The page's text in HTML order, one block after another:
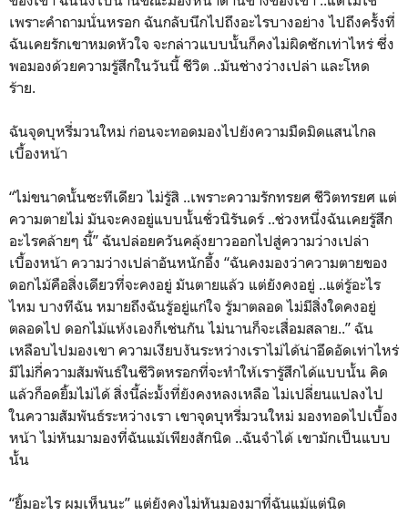
เพราะคำถามนั่นหรอก ฉันกลับนึกไปถึงอะไรบางอย่าง ไปถึงครั้งที่
ฉันเคยรักเขาหมดหัวใจ จะกล่าวแบบนั้นก็คงไม่ผิดซักเท่าไหร่ ซึ่ง
พอมองด้วยความรู้สึกในวันนี้ ชีวิต ..มันช่างว่างเปล่า และโหด
ร้าย.
ฉันจุดบุหรี่มวนใหม่ ก่อนจะทอดมองไปยังความมืดมิดแสนไกล
เบื้องหน้า
“ไม่ขนาดนั้นซะทีเดียว ไม่รู้สิ ..เพราะความรักทรยศ ชีวิตทรยศ แต่
ความตายไม่ มันจะคงอยู่แบบนั้นชั่วนิรันดร์ ..ช่วงหนึ่งฉันเคยรู้สึก
อะไรคล้ายๆ นี้” ฉันปล่อยควันคลุ้งยาวออกไปสู่ความว่างเปล่า
เบื้องหน้า ความว่างเปล่าอันหนักอึ้ง “ฉันคงมองว่าความตายของ
ดอกไม้คือสิ่งเดียวที่จะคงอยู่ มันตายแล้ว แต่ยังคงอยู่ ..แต่รู้อะไร
ไหม บางทีฉัน หมายถึงฉันรู้อยู่แก่ใจ รู้มาตลอด ไม่มีสิ่งใดคงอยู่
ตลอดไป ดอกไม้แห้งเองก็เช่นกัน ไม่นานก็จะเสื่อมสลาย..” ฉัน
เหลือบไปมองเขา ความเงียบงันระหว่างเราไม่ได้น่าอึดอัดเท่าไหร่
มีไม่กี่ความสัมพันธ์ในชีวิตหรอกที่จะทำให้เรารู้สึกได้แบบนั้น คิด
แล้วก็อดยิ้มไม่ได้ สิ่งนี้ล่ะมั้งที่ยังคงหลงเหลือ ไม่เปลี่ยนแปลงไป
ในความสัมพันธ์ระหว่างเรา เขาจุดบุหรี่มวนใหม่ มองทอดไปเบื้อง
หน้า ไม่หันมามองที่ฉันแม้เพียงสักนิด ..ฉันจำได้ เขามักเป็นแบบ
นั้น
“ยิ้มอะไร ผมเห็นนะ” แต่ยังคงไม่หันมองมาที่ฉันแม้แต่นิด